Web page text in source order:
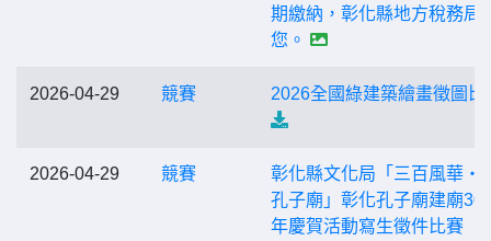
期繳納，彰化縣地方稅務局
您。
2026-04-29 競賽 2026全國綠建築繪畫徵圖比
2026-04-29 競賽
彰化縣文化局「三百風華・
孔子廟」彰化孔子廟建廟
年慶賀活動寫生徵件比賽